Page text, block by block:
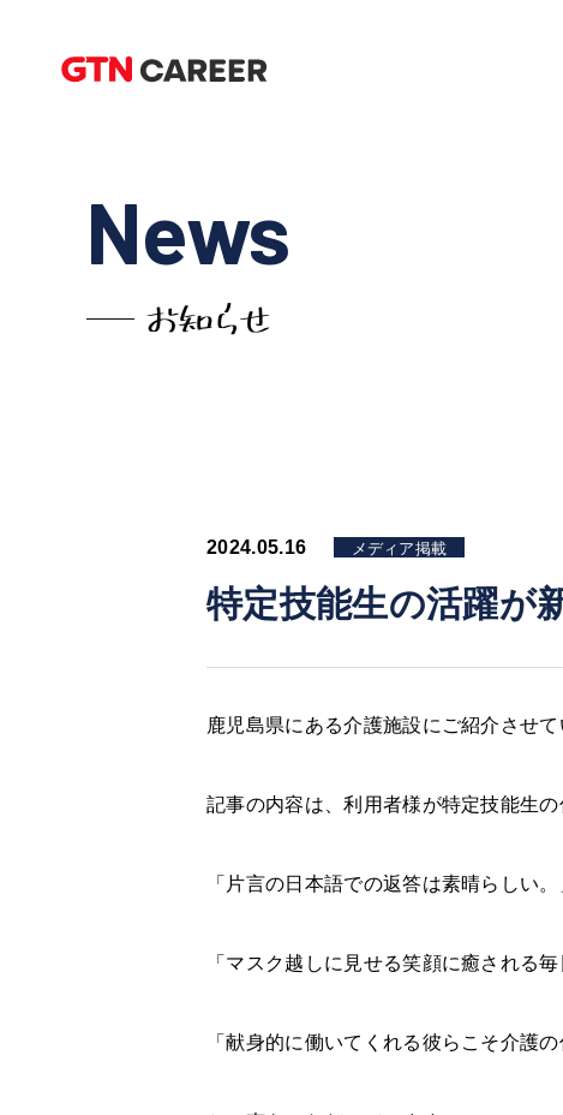
News
お知らせ
2024.05.16 メディア掲載
特定技能生の活躍が
鹿児島県にある介護施設にご紹介させ
記事の内容は、利用者様が特定技能生
「片言の日本語での返答は素晴らしい。
「マスク越しに見せる笑顔に癒される毎
「献身的に働いてくれる彼らこそ介護